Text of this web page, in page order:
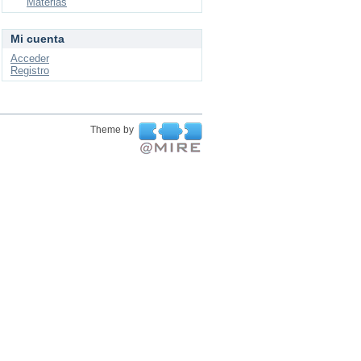
Mi cuenta
Acceder
Registro
Theme by